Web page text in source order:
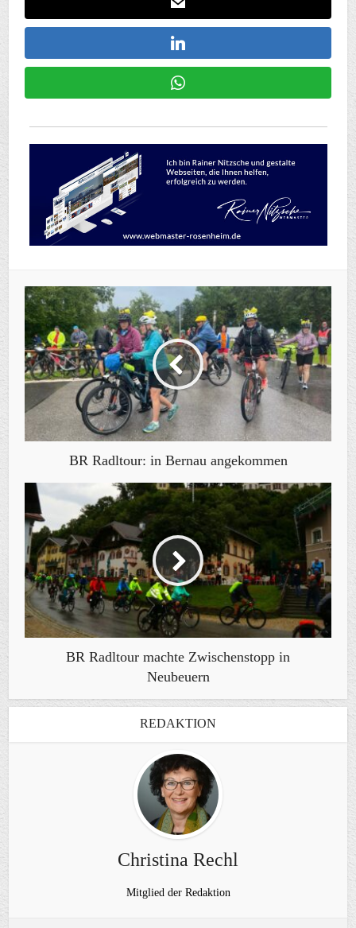
BR Radltour: in Bernau angekommen
BR Radltour machte Zwischenstopp in
Neubeuern
REDAKTION
Christina Rechl
Mitglied der Redaktion